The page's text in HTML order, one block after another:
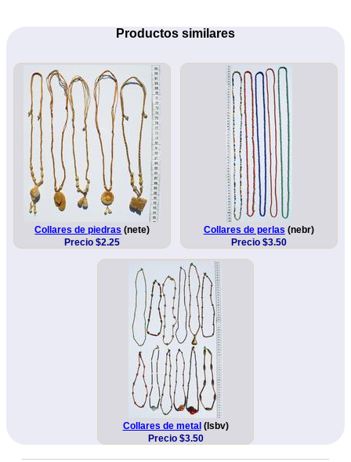
Productos similares
Collares de piedras (nete)
Precio $2.25
Collares de perlas (nebr)
Precio $3.50
Collares de metal(lsbv)
Precio $3.50